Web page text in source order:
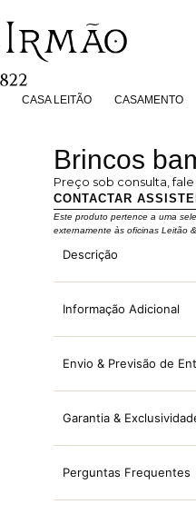
CASA LEITÃO CASAMENTO
CASA LEITÃO
Brincos
Preço sob consulta,
CONTACTAR
Este produto pertence a uma
externamente às oficinas Leitão
Descrição
Informação Adicional
Envio & Previsão de
Garantia &
Perguntas Frequentes